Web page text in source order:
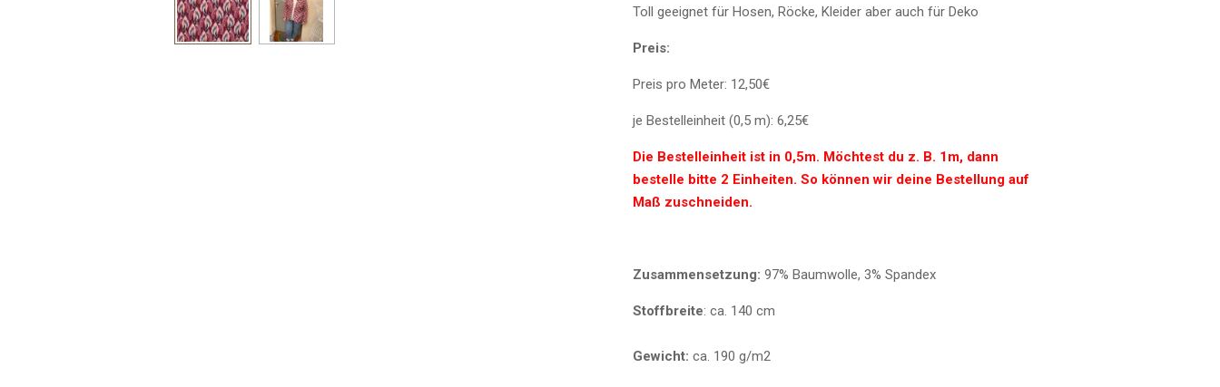
Toll geeignet für Hosen, Röcke, Kleider aber auch für Deko
Preis:
Preis pro Meter: 12,50€
je Bestelleinheit (0,5 m): 6,25€
Die Bestelleinheit ist in 0,5m. Möchtest du z. B. 1m, dann
bestelle bitte 2 Einheiten. So können wir deine Bestellung auf
Maß zuschneiden.
Zusammensetzung: 97% Baumwolle, 3% Spandex
Stoffbreite: ca. 140 cm
Gewicht: ca. 190 g/m2